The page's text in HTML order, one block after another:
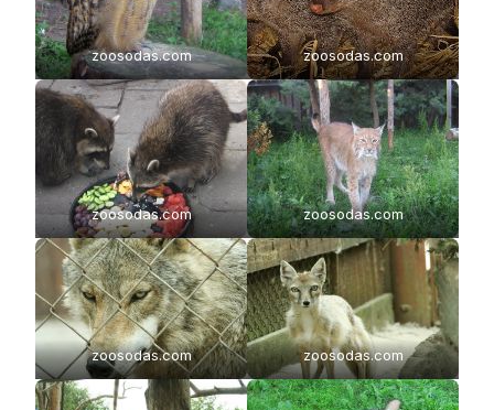
zoosodas.com zoosodas.com
zoosodas.com zoosodas.com
zoosodas.com zoosodas.com